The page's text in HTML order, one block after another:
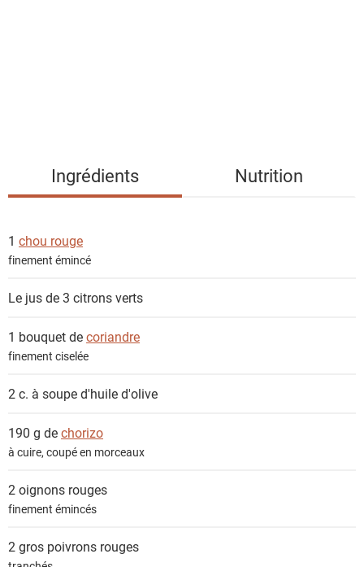
e
n
s
Ingrédients Nutrition
1 chou rouge
finement émincé
Le jus de 3 citrons verts
1 bouquet decoriandre
finement ciselée
2 c. à souped'huile d'olive
190 g dechorizo
à cuire, coupé en morceaux
2 oignons rouges
finement émincés
2 gros poivrons rouges